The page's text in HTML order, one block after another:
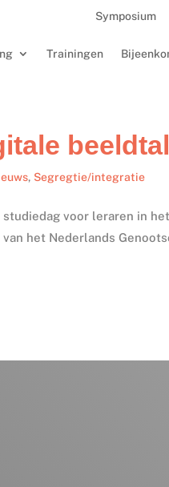
Symposium
Trainingen
, Segregtie/integratie
voor leraren in het
het Nederlands